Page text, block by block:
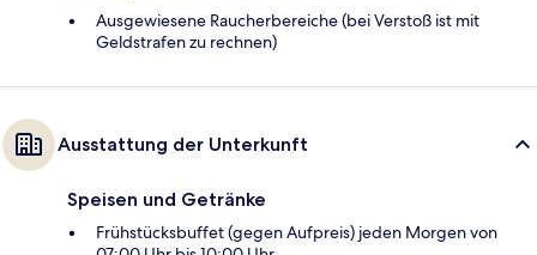
Ausgewiesene Raucherbereiche (bei Verstoß ist mit
Geldstrafen zu rechnen)
Ausstattung der Unterkunft
Speisen und Getränke
Frühstücksbuffet (gegen Aufpreis) jeden Morgen von